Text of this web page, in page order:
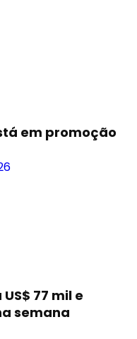
em promoção
77 mil e
semana